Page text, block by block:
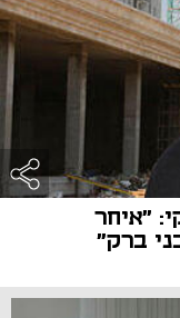
"איחר
ברק"